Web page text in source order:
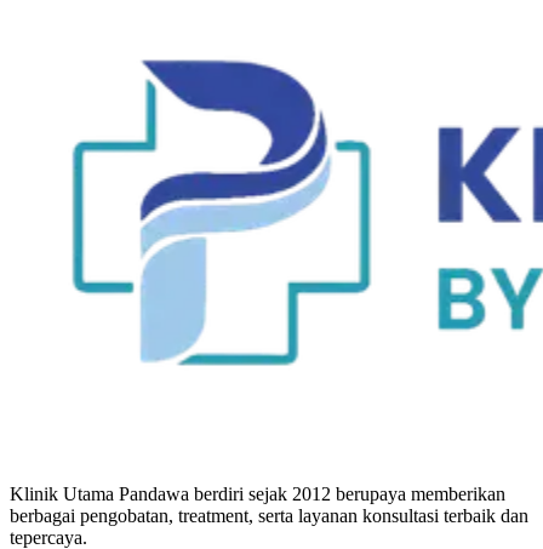
Klinik Utama Pandawa berdiri sejak 2012 berupaya memberikan
berbagai pengobatan, treatment, serta layanan konsultasi terbaik dan
tepercaya.